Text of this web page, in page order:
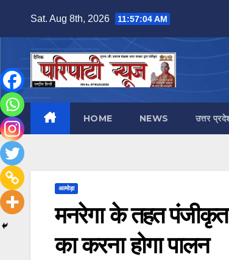
Sat. Aug 8th, 2026 11:57:05 AM
HOME NEWS उत्तर
अल्मोड़ा
मनरेगा के तहत पंजीकृत
का करना होगा पालन